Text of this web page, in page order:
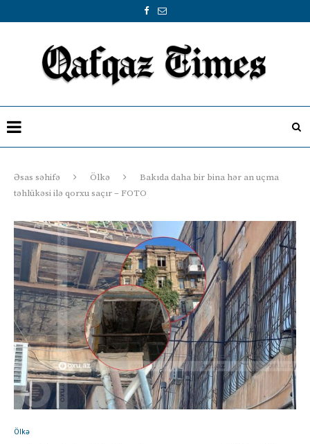
Əsas səhifə Ölkə
Bakıda daha bir bina hər an uçma
təhlükəsi ilə qorxu saçır – FOTO
Ölkə